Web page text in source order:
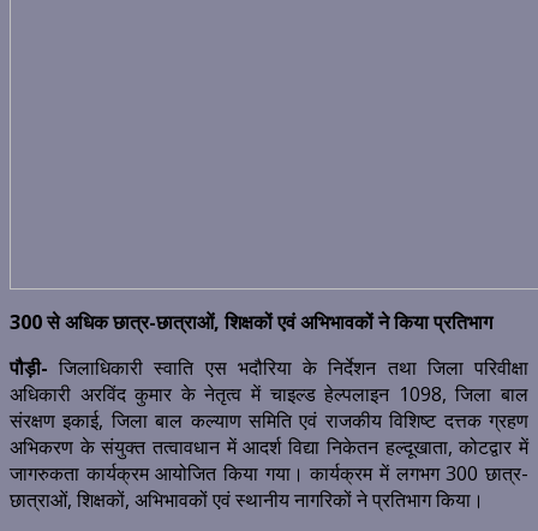
300 से अधिक छात्र-छात्राओं, शिक्षकों एवं अभिभावकों ने किया प्रतिभाग
पौड़ी- जिलाधिकारी स्वाति एस भदौरिया के निर्देशन तथा जिला परिवीक्षा
अधिकारी अरविंद कुमार के नेतृत्व में चाइल्ड हेल्पलाइन 1098, जिला बाल
संरक्षण इकाई, जिला बाल कल्याण समिति एवं राजकीय विशिष्ट दत्तक ग्रहण
अभिकरण के संयुक्त तत्वावधान में आदर्श विद्या निकेतन हल्दूखाता, कोटद्वार में
जागरुकता कार्यक्रम आयोजित किया गया। कार्यक्रम में लगभग 300 छात्र-
छात्राओं, शिक्षकों, अभिभावकों एवं स्थानीय नागरिकों ने प्रतिभाग किया।